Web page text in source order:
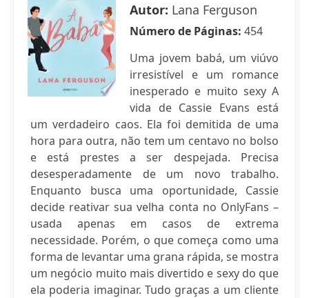
Autor: Lana Ferguson
Número de Páginas: 454
Uma jovem babá, um viúvo
irresistível e um romance
inesperado e muito sexy A
vida de Cassie Evans está
um verdadeiro caos. Ela foi demitida de uma
hora para outra, não tem um centavo no bolso
e está prestes a ser despejada. Precisa
desesperadamente de um novo trabalho.
Enquanto busca uma oportunidade, Cassie
decide reativar sua velha conta no OnlyFans –
usada apenas em casos de extrema
necessidade. Porém, o que começa como uma
forma de levantar uma grana rápida, se mostra
um negócio muito mais divertido e sexy do que
ela poderia imaginar. Tudo graças a um cliente